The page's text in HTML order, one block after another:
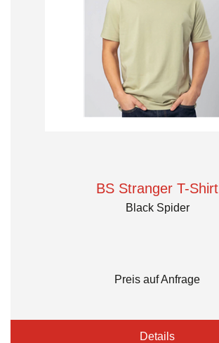
BS Stranger T-Shirt
Black Spider
Preis auf Anfrage
Details